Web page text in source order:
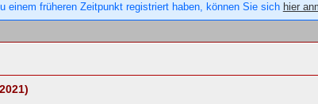
früheren Zeitpunkt registriert haben, können Sie sich hier